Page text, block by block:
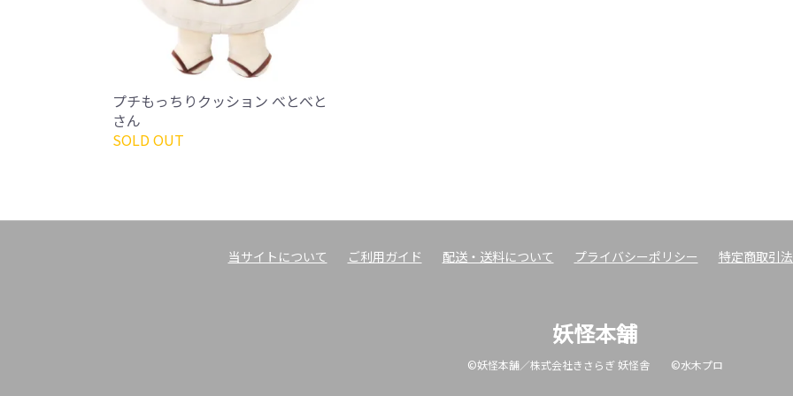
プチもっちりクッション べとべと
さん
SOLD OUT
当サイトについて ご利用ガイド 配送・送料について プライバシーポリシー 特定商取引
妖怪本舗
©妖怪本舗／株式会社きさらぎ 妖怪舎 ©水木プロ